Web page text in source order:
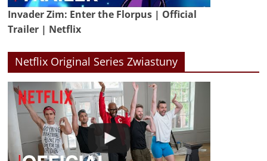
Invader Zim: Enter the Florpus | Official
Trailer | Netflix
Netflix Original Series Zwiastuny